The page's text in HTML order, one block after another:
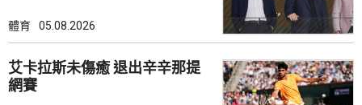
體育 05.08.2026
艾卡拉斯未傷癒 退出辛辛那提
網賽